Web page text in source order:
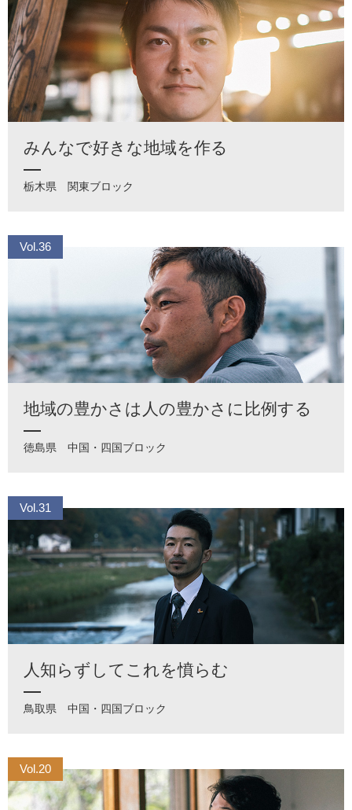
みんなで好きな地域を作る
栃木県 関東ブロック
Vol.36
地域の豊かさは人の豊かさに比例する
徳島県 中国・四国ブロック
Vol.31
人知らずしてこれを憤らむ
鳥取県 中国・四国ブロック
Vol.20